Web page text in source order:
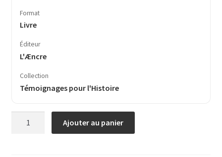
Format
Livre
Éditeur
L'Æncre
Collection
Témoignages pour l'Histoire
Ajouter au panier